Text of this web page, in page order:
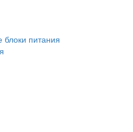
питания